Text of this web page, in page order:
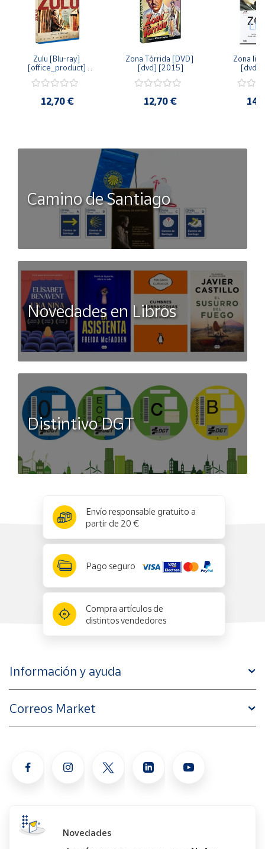
Zulu [Blu-ray]
[office_product]
12,70 €
Zona Tórrida [DVD]
[dvd] [2015]
12,70 €
Zona
[dvd]
Camino de Santiago
Novedades en Libros
Distintivo DGT
Envío responsable gratuito a
partir de 20 €
Pago seguro
Compra artículos de
distintos vendedores
Información y ayuda
Correos Market
Novedades